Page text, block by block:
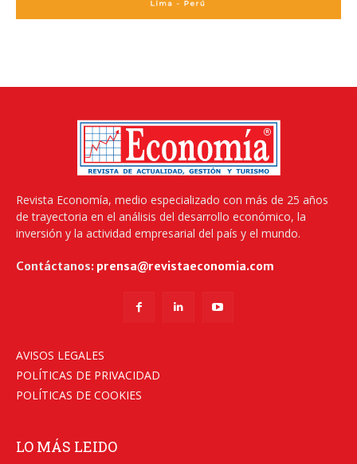
Revista Economía, medio especializado con más de 25 años
de trayectoria en el análisis del desarrollo económico, la
inversión y la actividad empresarial del país y el mundo.
Contáctanos: prensa@revistaeconomia.com
AVISOS LEGALES
POLÍTICAS DE PRIVACIDAD
POLÍTICAS DE COOKIES
LO MÁS LEIDO